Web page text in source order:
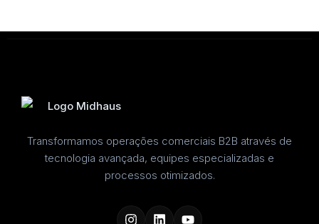
Transformamos operações comerciais B2B através de
tecnologia avançada, equipes especializadas e
processos otimizados.